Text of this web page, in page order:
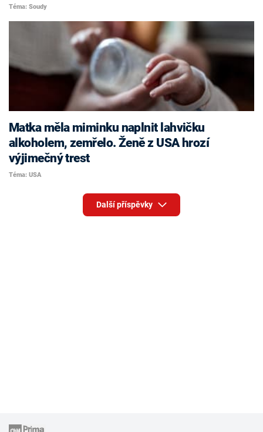
Téma: Soudy
Matka měla miminku naplnit lahvičku
alkoholem, zemřelo. Ženě z USA hrozí
výjimečný trest
Téma: USA
Další příspěvky